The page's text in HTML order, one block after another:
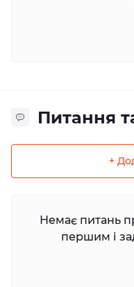
Питання
+
Немає питань
першим і